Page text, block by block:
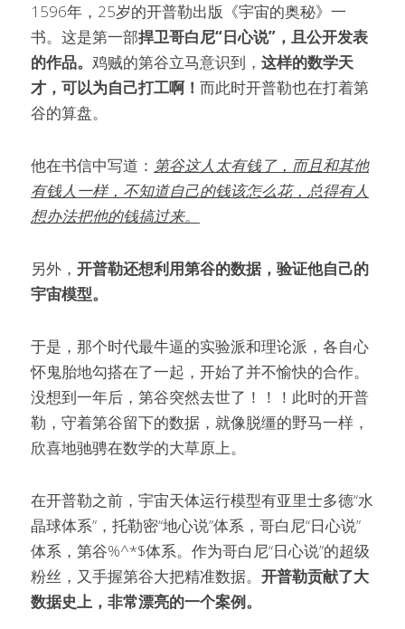
1596年，25岁的开普勒出版《宇宙的奥秘》一
书。这是第一部捍卫哥白尼“日心说”，且公开发表
的作品。 鸡贼的第谷立马意识到， 这样的数学天
才，可以为自己打工啊！ 而此时开普勒也在打着第
谷的算盘。
他在书信中写道： 第谷这人太有钱了，而且和其他
有钱人一样，不知道自己的钱该怎么花，总得有人
想办法把他的钱搞过来。
另外， 开普勒还想利用第谷的数据，验证他自己的
宇宙模型。
于是，那个时代最牛逼的实验派和理论派，各自心
怀鬼胎地勾搭在了一起，开始了并不愉快的合作。
没想到一年后，第谷突然去世了！！！此时的开普
勒，守着第谷留下的数据，就像脱缰的野马一样，
欣喜地驰骋在数学的大草原上。
在开普勒之前，宇宙天体运行模型有亚里士多德“水
晶球体系”，托勒密“地心说”体系，哥白尼“日心说”
体系，第谷%^*$体系。作为哥白尼“日心说”的超级
粉丝，又手握第谷大把精准数据。 开普勒贡献了大
数据史上，非常漂亮的一个案例。